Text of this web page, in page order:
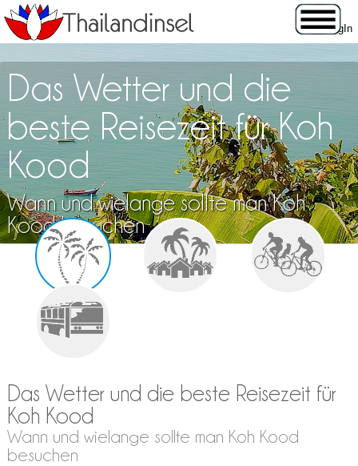
Das Wetter und die
beste Reisezeit für Koh
Kood
Wann und wielange sollte man Koh
Kood besuchen
Das Wetter und die beste Reisezeit für
Koh Kood
Wann und wielange sollte man Koh Kood
besuchen